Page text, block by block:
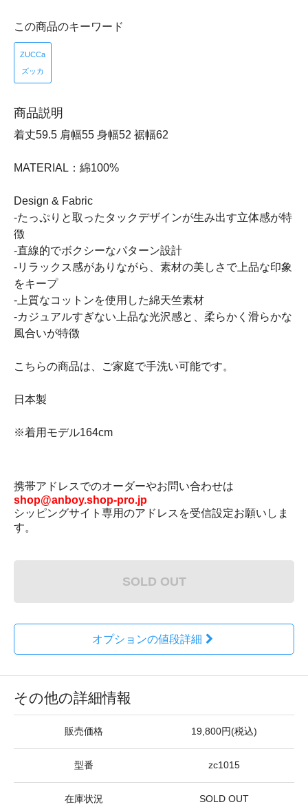
この商品のキーワード
ZUCCa
ズッカ
商品説明
着丈59.5 肩幅55 身幅52 裾幅62
MATERIAL：綿100%
Design & Fabric
-たっぷりと取ったタックデザインが生み出す立体感が特
徴
-直線的でボクシーなパターン設計
-リラックス感がありながら、素材の美しさで上品な印象
をキープ
-上質なコットンを使用した綿天竺素材
-カジュアルすぎない上品な光沢感と、柔らかく滑らかな
風合いが特徴
こちらの商品は、ご家庭で手洗い可能です。
日本製
※着用モデル164cm
携帯アドレスでのオーダーやお問い合わせは
shop@anboy.shop-pro.jp
シッピングサイト専用のアドレスを受信設定お願いしま
す。
SOLD OUT
オプションの値段詳細
その他の詳細情報
販売価格 19,800円(税込)
型番 zc1015
在庫状況 SOLD OUT